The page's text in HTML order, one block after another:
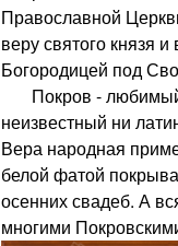
Православной
веру святого князя
Богородицей под
Покров - любимый
неизвестный ни
Вера народная
белой фатой
осенних свадеб. А
многими